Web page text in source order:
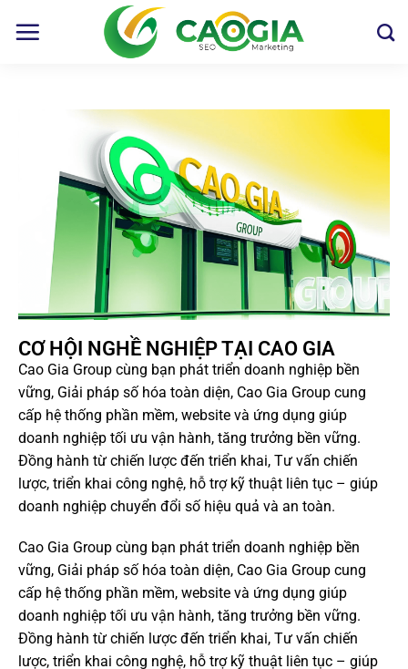
CƠ HỘI NGHỀ NGHIỆP TẠI CAO GIA
Cao Gia Group cùng bạn phát triển doanh nghiệp bền
vững, Giải pháp số hóa toàn diện, Cao Gia Group cung
cấp hệ thống phần mềm, website và ứng dụng giúp
doanh nghiệp tối ưu vận hành, tăng trưởng bền vững.
Đồng hành từ chiến lược đến triển khai, Tư vấn chiến
lược, triển khai công nghệ, hỗ trợ kỹ thuật liên tục – giúp
doanh nghiệp chuyển đổi số hiệu quả và an toàn.
Cao Gia Group cùng bạn phát triển doanh nghiệp bền
vững, Giải pháp số hóa toàn diện, Cao Gia Group cung
cấp hệ thống phần mềm, website và ứng dụng giúp
doanh nghiệp tối ưu vận hành, tăng trưởng bền vững.
Đồng hành từ chiến lược đến triển khai, Tư vấn chiến
lược, triển khai công nghệ, hỗ trợ kỹ thuật liên tục – giúp